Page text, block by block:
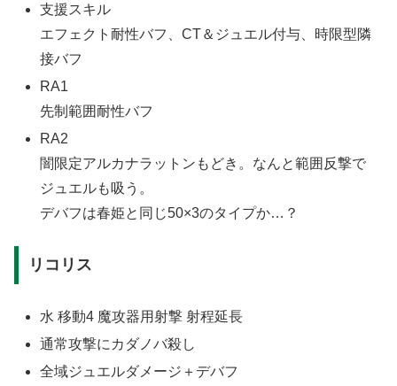
支援スキル
エフェクト耐性バフ、CT＆ジュエル付与、時限型隣
接バフ
RA1
先制範囲耐性バフ
RA2
闇限定アルカナラットンもどき。なんと範囲反撃で
ジュエルも吸う。
デバフは春姫と同じ50×3のタイプか…？
リコリス
水 移動4 魔攻器用射撃 射程延長
通常攻撃にカダノバ殺し
全域ジュエルダメージ＋デバフ